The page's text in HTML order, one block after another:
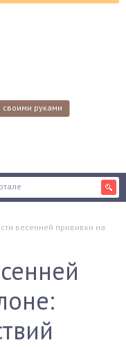
руками
весенней прививки на